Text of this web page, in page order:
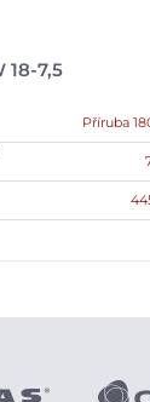
18-7,5
Příruba